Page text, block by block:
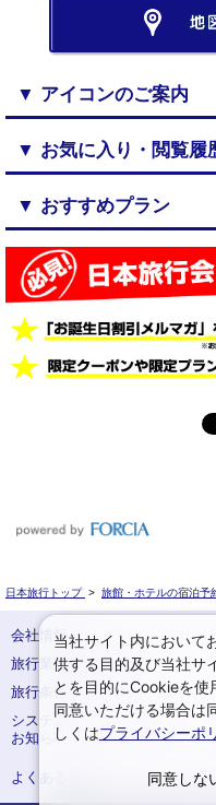
▼ アイコンのご案内
▼ お気に入り・閲覧履
▼ おすすめプラン
日本旅行トップ > 旅館・ホテルの宿泊予
会社情報
旅行業登録票・約款
旅行条件書
システムメンテナンスの
お知らせ
よくある質問
当社サイト内において
供する目的及び当社サ
とを目的にCookieを
同意いただける場合は
しくはプライバシーポ
同意しな